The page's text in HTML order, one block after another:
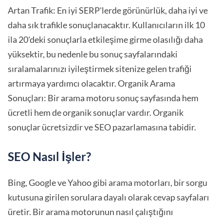
Artan Trafik: En iyi SERP'lerde görünürlük, daha iyi ve
daha sık trafikle sonuçlanacaktır. Kullanıcıların ilk 10
ila 20'deki sonuçlarla etkileşime girme olasılığı daha
yüksektir, bu nedenle bu sonuç sayfalarındaki
sıralamalarınızı iyileştirmek sitenize gelen trafiği
artırmaya yardımcı olacaktır. Organik Arama
Sonuçları: Bir arama motoru sonuç sayfasında hem
ücretli hem de organik sonuçlar vardır. Organik
sonuçlar ücretsizdir ve SEO pazarlamasına tabidir.
SEO Nasıl İşler?
Bing, Google ve Yahoo gibi arama motorları, bir sorgu
kutusuna girilen sorulara dayalı olarak cevap sayfaları
üretir. Bir arama motorunun nasıl çalıştığını